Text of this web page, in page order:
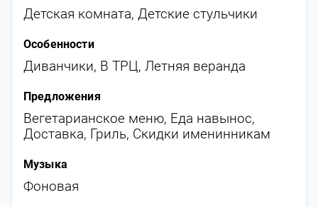
Детская комната, Детские стульчики
Особенности
Диванчики, В ТРЦ, Летняя веранда
Предложения
Вегетарианское меню, Еда навынос,
Доставка, Гриль, Скидки именинникам
Музыка
Фоновая